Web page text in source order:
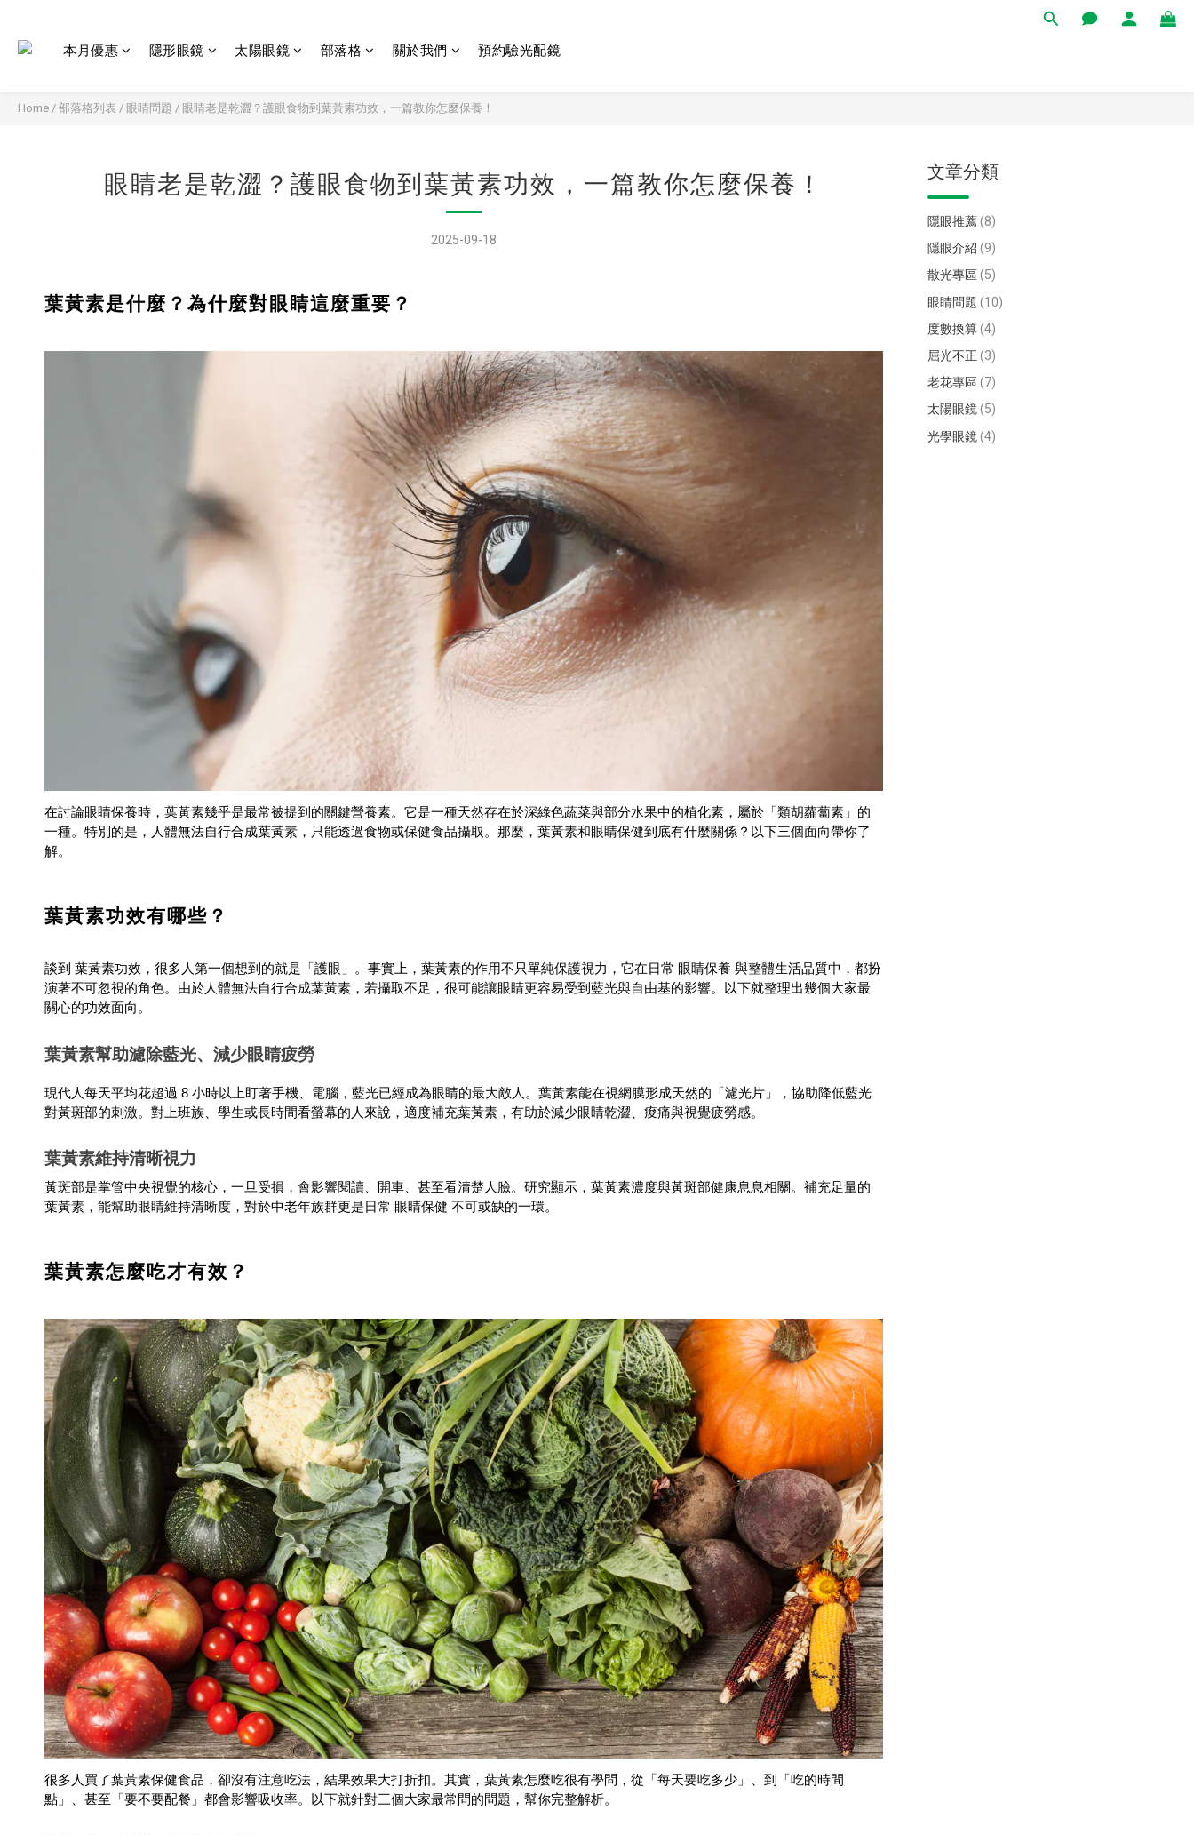
本月優惠 隱形眼鏡 太陽眼鏡 部落格 關於我們 預約驗光配鏡
Home / 部落格列表 / 眼睛問題 / 眼睛老是乾澀？護眼食物到葉黃素功效，一篇教你怎麼保養！
眼睛老是乾澀？護眼食物到葉黃素功效，一篇教你怎麼保養！
2025-09-18
葉黃素是什麼？為什麼對眼睛這麼重要？
在討論眼睛保養時，葉黃素幾乎是最常被提到的關鍵營養素。它是一種天然存在於深綠色蔬菜與部分水果中的植化素，屬於「類胡蘿蔔素」的
一種。特別的是，人體無法自行合成葉黃素，只能透過食物或保健食品攝取。那麼，葉黃素和眼睛保健到底有什麼關係？以下三個面向帶你了
解。
葉黃素功效有哪些？
談到 葉黃素功效，很多人第一個想到的就是「護眼」。事實上，葉黃素的作用不只單純保護視力，它在日常 眼睛保養 與整體生活品質中，都扮
演著不可忽視的角色。由於人體無法自行合成葉黃素，若攝取不足，很可能讓眼睛更容易受到藍光與自由基的影響。以下就整理出幾個大家最
關心的功效面向。
葉黃素幫助濾除藍光、減少眼睛疲勞
現代人每天平均花超過 8 小時以上盯著手機、電腦，藍光已經成為眼睛的最大敵人。葉黃素能在視網膜形成天然的「濾光片」，協助降低藍光
對黃斑部的刺激。對上班族、學生或長時間看螢幕的人來說，適度補充葉黃素，有助於減少眼睛乾澀、痠痛與視覺疲勞感。
葉黃素維持清晰視力
黃斑部是掌管中央視覺的核心，一旦受損，會影響閱讀、開車、甚至看清楚人臉。研究顯示，葉黃素濃度與黃斑部健康息息相關。補充足量的
葉黃素，能幫助眼睛維持清晰度，對於中老年族群更是日常 眼睛保健 不可或缺的一環。
葉黃素怎麼吃才有效？
很多人買了葉黃素保健食品，卻沒有注意吃法，結果效果大打折扣。其實，葉黃素怎麼吃很有學問，從「每天要吃多少」、到「吃的時間
點」、甚至「要不要配餐」都會影響吸收率。以下就針對三個大家最常問的問題，幫你完整解析。
文章分類
隱眼推薦(8)
隱眼介紹 (9)
散光專區(5)
眼睛問題 (10)
度數換算(4)
屈光不正 (3)
老花專區(7)
太陽眼鏡(5)
光學眼鏡 (4)